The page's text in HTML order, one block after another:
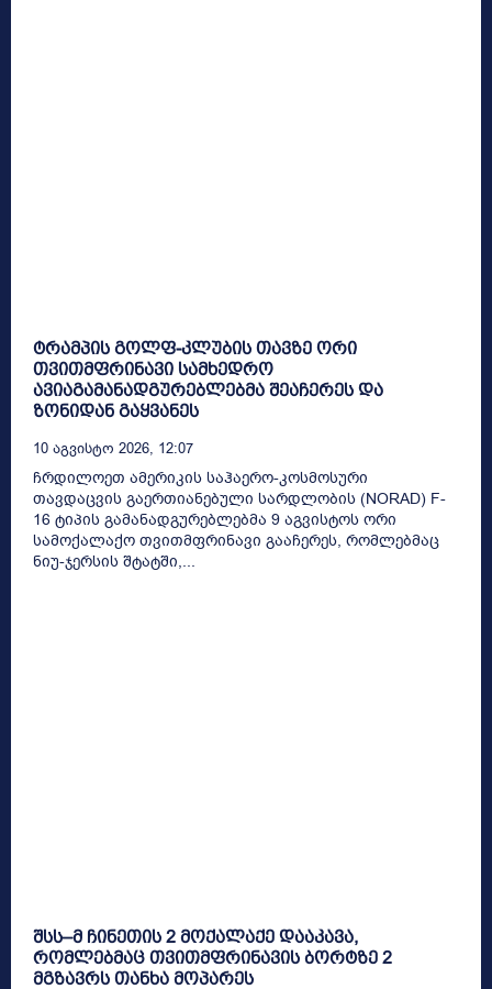
ტრამპის გოლფ-კლუბის თავზე ორი
თვითმფრინავი სამხედრო
ავიაგამანადგურებლებმა შეაჩერეს და
ზონიდან გაყვანეს
10 Აგვისტო 2026, 12:07
ჩრდილოეთ ამერიკის საჰაერო-კოსმოსური
თავდაცვის გაერთიანებული სარდლობის (NORAD) F-
16 ტიპის გამანადგურებლებმა 9 აგვისტოს ორი
სამოქალაქო თვითმფრინავი გააჩერეს, რომლებმაც
ნიუ-ჯერსის შტატში,...
შსს–მ ჩინეთის 2 მოქალაქე დააკავა,
რომლებმაც თვითმფრინავის ბორტზე 2
მგზავრს თანხა მოპარეს